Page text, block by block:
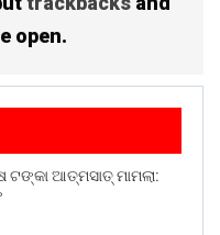
ପୀଠରେ ଜାକଜମକରେ
। କେବଳ ପରମ୍ପରା
open.
ଟଙ୍କା ଆତ୍ମସାତ୍ ମାମଲା: